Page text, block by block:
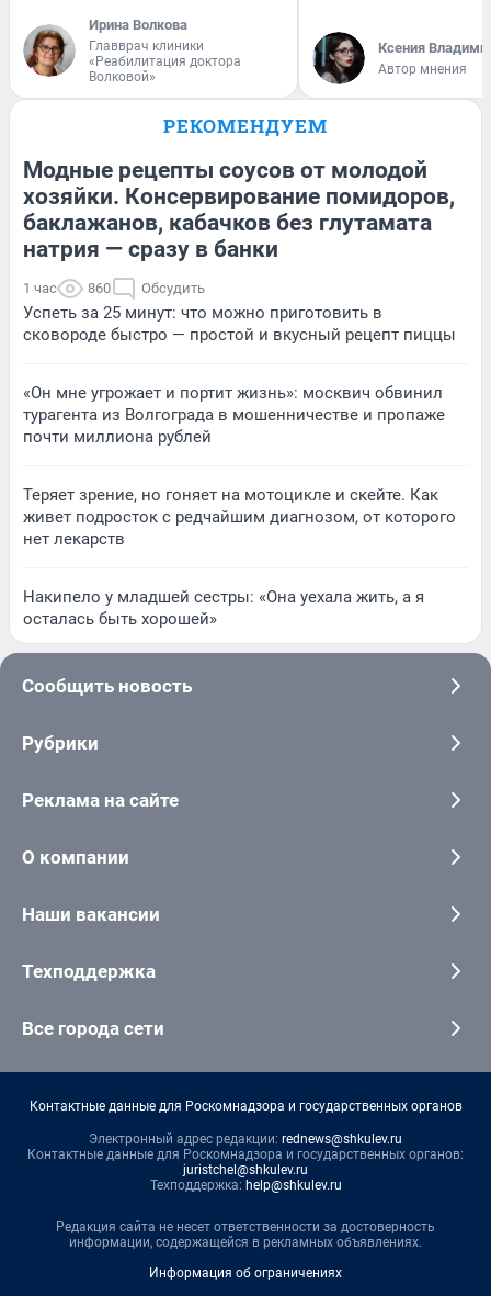
Ирина Волкова
Главврач клиники
«Реабилитация доктора
Волковой»
Ксения
Автор мнения
РЕКОМЕНДУЕМ
Модные рецепты соусов от молодой
хозяйки. Консервирование помидоров,
баклажанов, кабачков без глутамата
натрия — сразу в банки
1 час 860 Обсудить
Успеть за 25 минут: что можно приготовить в
сковороде быстро — простой и вкусный рецепт пиццы
«Он мне угрожает и портит жизнь»: москвич обвинил
турагента из Волгограда в мошенничестве и пропаже
почти миллиона рублей
Теряет зрение, но гоняет на мотоцикле и скейте. Как
живет подросток с редчайшим диагнозом, от которого
нет лекарств
Накипело у младшей сестры: «Она уехала жить, а я
осталась быть хорошей»
Сообщить новость
Рубрики
Реклама на сайте
О компании
Наши вакансии
Техподдержка
Все города сети
Контактные данные для Роскомнадзора и государственных органов
Электронный адрес редакции: rednews@shkulev.ru
Контактные данные для Роскомнадзора и государственных органов:
juristchel@shkulev.ru
Техподдержка: help@shkulev.ru
Редакция сайта не несет ответственности за достоверность
информации, содержащейся в рекламных объявлениях.
Информация об ограничениях